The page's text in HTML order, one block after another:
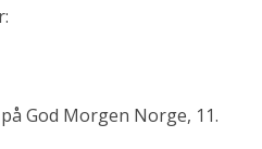
God Morgen Norge, 11.